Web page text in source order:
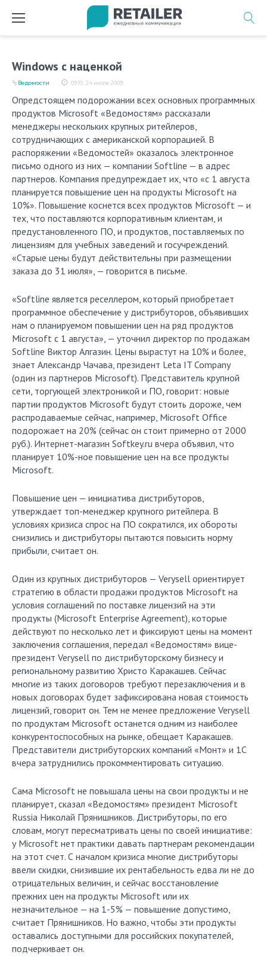
Windows с наценкой
09:10, 24 июля 2009
Ведомости
Опредстоящем подорожании всех основных программных
продуктов Microsoft «Ведомостям» рассказали
менеджеры нескольких крупных ритейлеров,
сотрудничающих с американской корпорацией. В
распоряжении «Ведомостей» оказалось электронное
письмо одного из них — компании Softline — в адрес
партнеров. Компания предупреждает их, что «с 1 августа
планируется повышение цен на продукты Microsoft на
10%». Повышение коснется всех продуктов Microsoft — и
тех, что поставляются корпоративным клиентам, и
предустановленного ПО, и продуктов, поставляемых по
лицензиям для учебных заведений и госучреждений.
«Старые цены будут действительны при размещении
заказа до 31 июля», — говорится в письме.
«Softline является реселлером, который приобретает
программное обеспечение у дистрибуторов, объявивших
нам о планируемом повышении цен на ряд продуктов
Microsoft с 1 августа», — уточнил директор по продажам
Softline Виктор Алгазин. Цены вырастут на 10% и более,
знает Александр Чачава, президент Leta IT Company
(один из партнеров Microsoft). Представитель крупной
сети, торгующей электроникой и ПО, говорит: новые
партии продуктов Microsoft будут стоить дороже, чем
распродаваемые сейчас, например, Microsoft Office
подорожает на 20% (сейчас он стоит примерно от 2000
руб.). Интернет-магазин Softkey.ru вчера объявил, что
планирует 10%-ное повышение цен на все продукты
Microsoft.
Повышение цен — инициатива дистрибуторов,
утверждает топ-менеджер крупного ритейлера. В
условиях кризиса спрос на ПО сократился, их обороты
снизились и дистрибуторы пытаются повысить норму
прибыли, считает он.
Один из крупных дистрибуторов — Verysell ориентирует
стратегию в области продажи продуктов Microsoft на
условия соглашений по поставке лицензий на эти
продукты (Microsoft Enterprise Agreement), которые
действуют по несколько лет и фиксируют цены на момент
заключения соглашения, передал «Ведомостям» вице-
президент Verysell по дистрибуторскому бизнесу и
региональному развитию Христо Каракашев. Сейчас
многие из таких договоров требуют перезаключения и в
новых договорах будет зафиксирована новая стоимость
лицензий, говорит он. Тем не менее предложение Verysell
по продуктам Microsoft останется одним из наиболее
конкурентоспособных на рынке, обещает Каракашев.
Представители дистрибуторских компаний «Монт» и 1C
вчера затруднились прокомментировать ситуацию.
Сама Microsoft не повышала цены на свои продукты и не
планирует, сказал «Ведомостям» президент Microsoft
Russia Николай Прянишников. Дистрибуторы, по его
словам, могут пересматривать цены по своей инициативе:
у Microsoft нет практики давать партнерам рекомендации
на этот счет. С началом кризиса многие дистрибуторы
ввели скидки, снизившие их рентабельность едва ли не до
отрицательных величин, и сейчас восстановление
прежних цен на продукты Microsoft или их
незначительное — на 1-5% — повышение допустимо,
считает Прянишников. Но важно, чтобы эти продукты
оставались доступными для российских покупателей,
подчеркивает он.